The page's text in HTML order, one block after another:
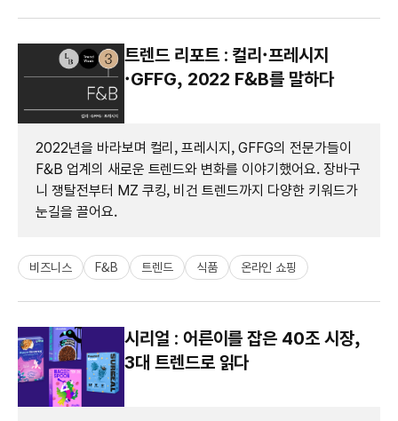
트렌드 리포트 : 컬리·프레시지
·GFFG, 2022 F&B를 말하다
2022년을 바라보며 컬리, 프레시지, GFFG의 전문가들이
F&B 업계의 새로운 트렌드와 변화를 이야기했어요. 장바구
니 쟁탈전부터 MZ 쿠킹, 비건 트렌드까지 다양한 키워드가
눈길을 끌어요.
비즈니스 F&B 트렌드 식품 온라인 쇼핑
시리얼 : 어른이를 잡은 40조 시장,
3대 트렌드로 읽다